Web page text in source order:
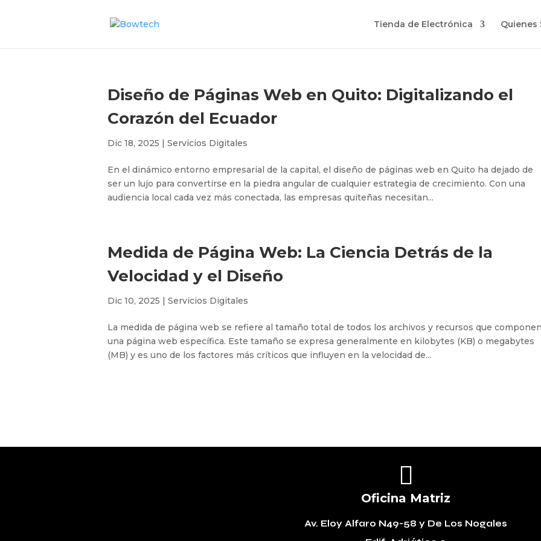
Tienda de Electrónica Quienes
Diseño de Páginas Web en Quito: Digitalizando el
Corazón del Ecuador
Dic 18, 2025 | Servicios Digitales
En el dinámico entorno empresarial de la capital, el diseño de páginas web en Quito ha dejado de
ser un lujo para convertirse en la piedra angular de cualquier estrategia de crecimiento. Con una
audiencia local cada vez más conectada, las empresas quiteñas necesitan...
Medida de Página Web: La Ciencia Detrás de la
Velocidad y el Diseño
Dic 10, 2025 | Servicios Digitales
La medida de página web se refiere al tamaño total de todos los archivos y recursos que
una página web específica. Este tamaño se expresa generalmente en kilobytes (KB) o megabytes
(MB) y es uno de los factores más críticos que influyen en la velocidad de...

Oficina Matriz
Av. Eloy Alfaro N49-58 y De Los Nogales